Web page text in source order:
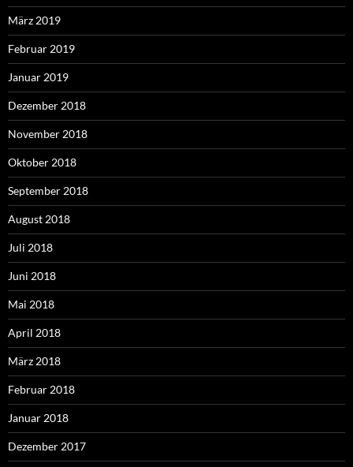
März 2019
Februar 2019
Januar 2019
Dezember 2018
November 2018
Oktober 2018
September 2018
August 2018
Juli 2018
Juni 2018
Mai 2018
April 2018
März 2018
Februar 2018
Januar 2018
Dezember 2017